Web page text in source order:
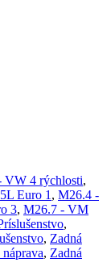
VW 4 rýchlosti,
Euro 1 , M26.4 -
3, M26.7 - VM
,
, Zadná
náprava, Zadná